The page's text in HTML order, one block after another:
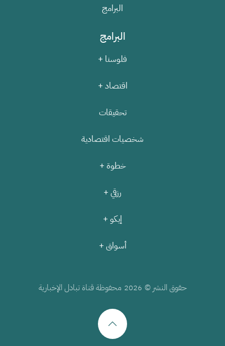
البرامج
البرامج
فلوسنا +
اقتصاد +
تحقيقات
شخصيات اقتصادية
خطوة +
رزقي +
إيكو +
أسواق +
حقوق النشر © 2026 محفوظة قناة تبادل الإخبارية